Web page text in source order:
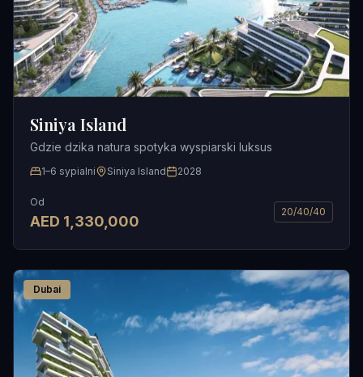
Siniya Island
Gdzie dzika natura spotyka wyspiarski luksus
1–6 sypialni Siniya Island 2028
Od
AED 1,330,000
20/40/40
Dubai